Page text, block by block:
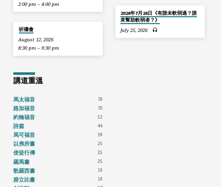
2:00 pm – 4:00 pm
祈禱會
August 12, 2026
8:30 pm – 9:30 pm
2026年7月26日《有誰未軟弱過？誰
來幫助軟弱者？》
July 25, 2026
講道重溫
馬太福音 78
路加福音 70
約翰福音 52
詩篇 44
馬可福音 39
以弗所書 25
使徒行傳 25
羅馬書 25
歌羅西書 19
腓立比書 19